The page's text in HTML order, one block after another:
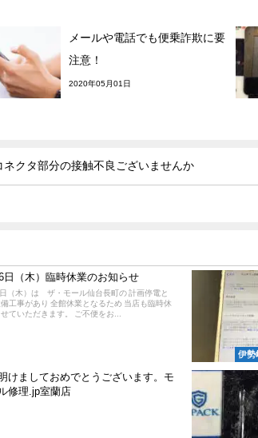
メールや電話でも便乗詐欺に要
注意！
2020年05月01日
ネクタ部分の接触不良ございませんか
日（木）臨時休業のお知らせ
（木）は ザ・モール仙台長町の 計画停電と
備工事があり 全館休業となるため 当店も臨時休
ていただきます。 ご不便をお...
伊勢
けましておめでとうございます。モ
修理.jp室蘭店